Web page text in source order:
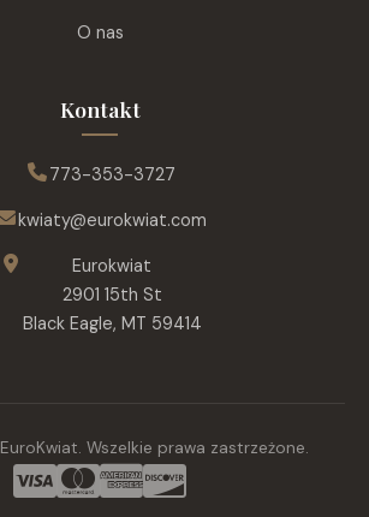
O nas
Kontakt
773-353-3727
kwiaty@eurokwiat.com
Eurokwiat
2901 15th St
Black Eagle, MT 59414
EuroKwiat. Wszelkie prawa zastrzeżone.